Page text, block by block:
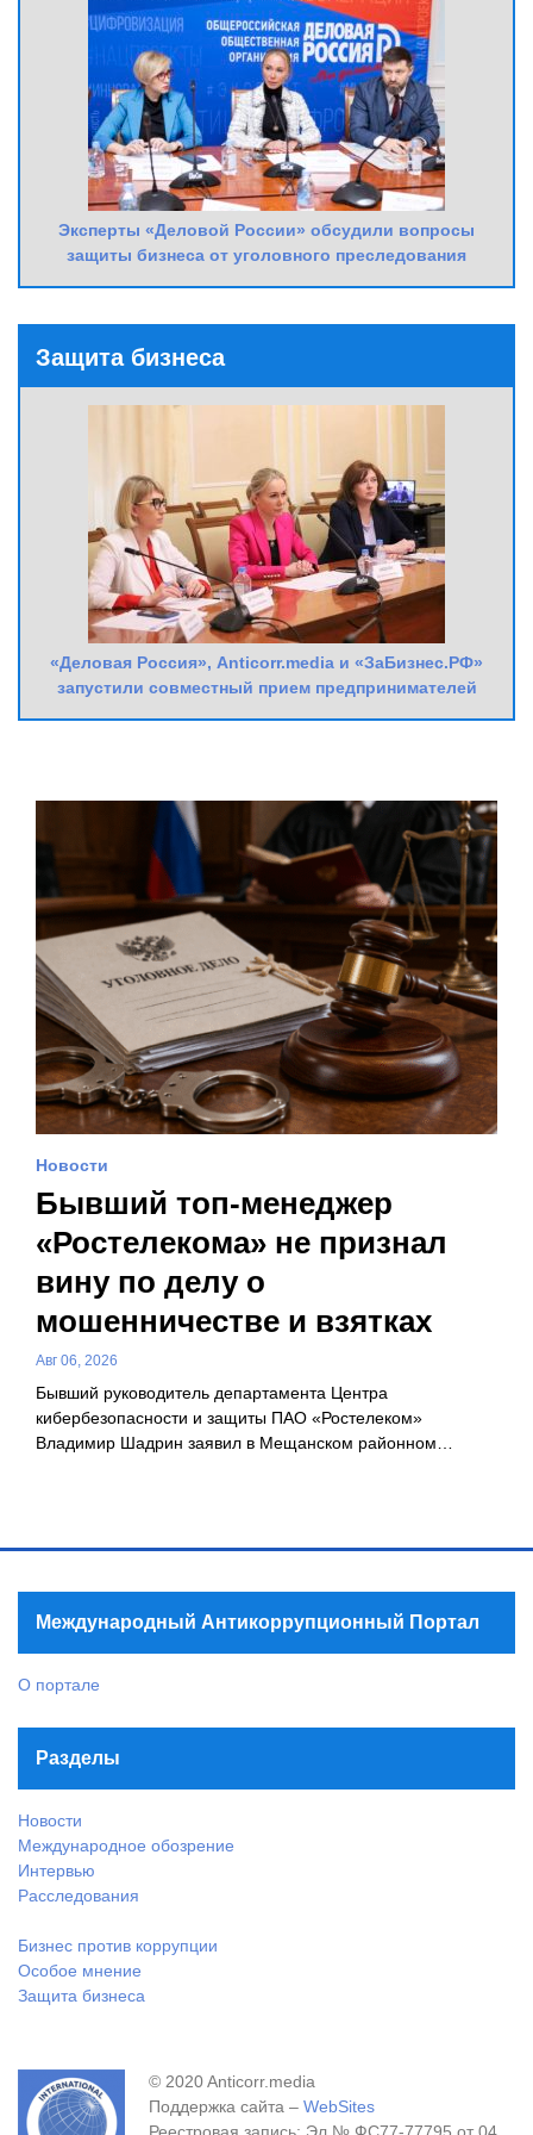
Эксперты «Деловой России» обсудили вопросы
защиты бизнеса от уголовного преследования
Защита бизнеса
«Деловая Россия», Anticorr.media и «ЗаБизнес.РФ»
запустили совместный прием предпринимателей
Новости
Бывший топ-менеджер
«Ростелекома» не признал
вину по делу о
мошенничестве и взятках
Авг 06, 2026
Бывший руководитель департамента Центра
кибербезопасности и защиты ПАО «Ростелеком»
Владимир Шадрин заявил в Мещанском районном…
Международный Антикоррупционный Портал
О портале
Разделы
Новости
Международное обозрение
Интервью
Расследования
Бизнес против коррупции
Особое мнение
Защита бизнеса
© 2020 Anticorr.media
Поддержка сайта – WebSites
Реестровая запись: Эл № ФС77-77795 от 04